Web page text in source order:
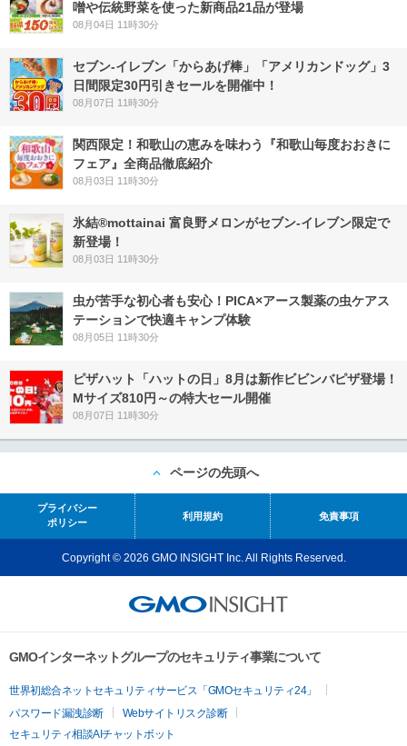
噌や伝統野菜を使った新商品21品が登場
08月04日 11時30分
セブン‐イレブン「からあげ棒」「アメリカンドッグ」3
日間限定30円引きセールを開催中！
08月07日 11時30分
関西限定！和歌山の恵みを味わう『和歌山毎度おおきに
フェア』全商品徹底紹介
08月03日 11時30分
氷結®mottainai 富良野メロンがセブン‐イレブン限定で
新登場！
08月03日 11時30分
虫が苦手な初心者も安心！PICA×アース製薬の虫ケアス
テーションで快適キャンプ体験
08月05日 11時30分
ピザハット「ハットの日」8月は新作ビビンバピザ登場！
Mサイズ810円～の特大セール開催
08月07日 11時30分
ページの先頭へ
プライバシー
ポリシー
利用規約 免責事項
Copyright © 2026 GMO INSIGHT Inc. All Rights Reserved.
GMOインターネットグループのセキュリティ事業について
世界初総合ネットセキュリティサービス「GMOセキュリティ24」
パスワード漏洩診断
Webサイトリスク診断
セキュリティ相談AIチャットボット